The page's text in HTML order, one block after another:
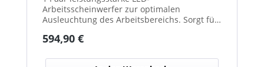
Arbeitsscheinwerfer zur optimalen
Ausleuchtung des Arbeitsbereichs. Sorgt für
Sicht bei Dunkelheit oder schlechten
Einsatz an Arbeits-, Kommunal- und
Regulärer Preis:
594,90 €